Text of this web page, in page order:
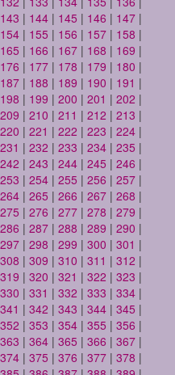
143 | 144 | 145 | 146 | 147 |
154 | 155 | 156 | 157 | 158 |
165 | 166 | 167 | 168 | 169 |
176 | 177 | 178 | 179 | 180 |
187 | 188 | 189 | 190 | 191 |
198 | 199 | 200 | 201 | 202 |
209 | 210 | 211 | 212 | 213 |
220 | 221 | 222 | 223 | 224 |
231 | 232 | 233 | 234 | 235 |
242 | 243 | 244 | 245 | 246 |
253 | 254 | 255 | 256 | 257 |
264 | 265 | 266 | 267 | 268 |
275 | 276 | 277 | 278 | 279 |
286 | 287 | 288 | 289 | 290 |
297 | 298 | 299 | 300 | 301 |
308 | 309 | 310 | 311 | 312 |
319 | 320 | 321 | 322 | 323 |
330 | 331 | 332 | 333 | 334 |
341 | 342 | 343 | 344 | 345 |
352 | 353 | 354 | 355 | 356 |
363 | 364 | 365 | 366 | 367 |
374 | 375 | 376 | 377 | 378 |